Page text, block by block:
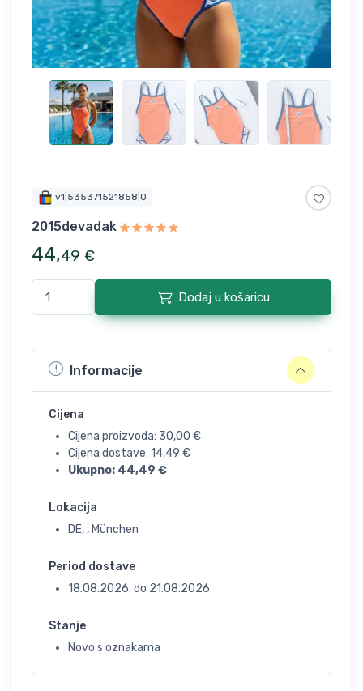
v1|535371521858|0
2015devadak
44,49 €
Dodaj u košaricu
Informacije
Cijena
Cijena proizvoda: 30,00 €
Cijena dostave: 14,49 €
Ukupno: 44,49 €
Lokacija
DE, , München
Period dostave
18.08.2026. do 21.08.2026.
Stanje
Novo s oznakama